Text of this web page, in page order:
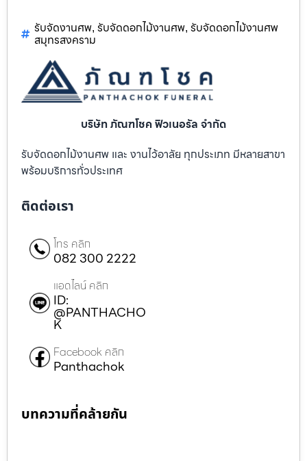
รับจัดงานศพ, รับจัดดอกไม้งานศพ, รับจัดดอกไม้งานศพ
สมุทรสงคราม
บริษัท ภัณฑโชค ฟิวเนอรัล จำกัด
รับจัดดอกไม้งานศพ และ งานไว้อาลัย ทุกประเภท มีหลายสาขา
พร้อมบริการทั่วประเทศ
ติดต่อเรา
โทร คลิก
082 300 2222
แอดไลน์ คลิก
ID:
@PANTHACHO
K
Facebook คลิก
Panthachok
บทความที่คล้ายกัน